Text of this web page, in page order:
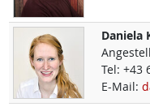
Daniela
Tel: +43
E-Mail: